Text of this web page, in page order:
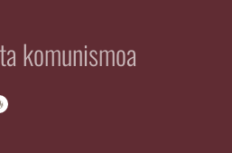
komunismoa